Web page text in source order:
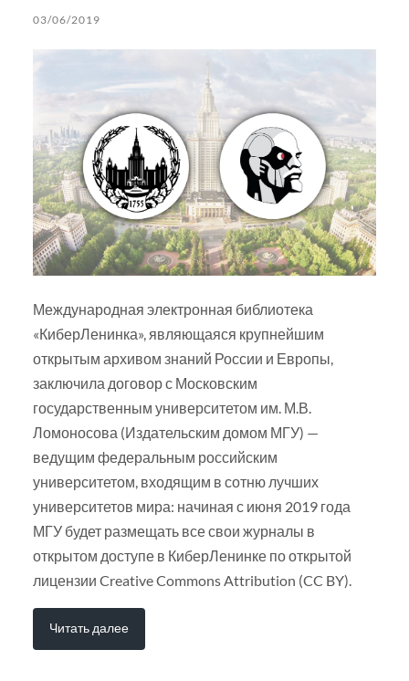
03/06/2019
Международная электронная библиотека
«КиберЛенинка», являющаяся крупнейшим
открытым архивом знаний России и Европы,
заключила договор с Московским
государственным университетом им. М.В.
Ломоносова (Издательским домом МГУ) —
ведущим федеральным российским
университетом, входящим в сотню лучших
университетов мира: начиная с июня 2019 года
МГУ будет размещать все свои журналы в
открытом доступе в КиберЛенинке по открытой
лицензии Creative Commons Attribution (CC BY).
Читать далее